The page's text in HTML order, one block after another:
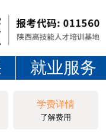
就业服务
学费详情
了解费用